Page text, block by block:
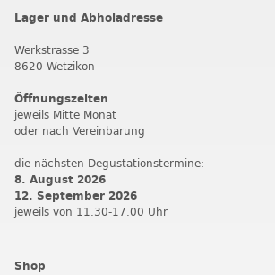
Lager und Abholadresse
Werkstrasse 3
8620 Wetzikon
Öffnungszeiten
jeweils Mitte Monat
oder nach Vereinbarung
die nächsten Degustationstermine:
8. August 2026
12. September 2026
jeweils von 11.30-17.00 Uhr
Shop